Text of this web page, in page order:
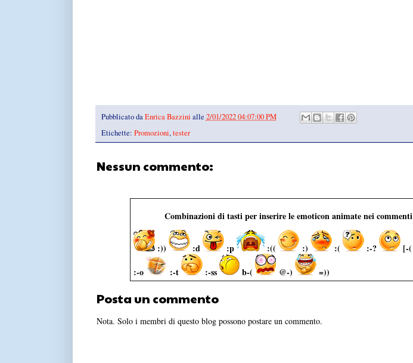
Pubblicato daEnrica Bazzini alle 2/01/2022 04:07:00 PM
Etichette: Promozioni,tester
Nessun commento:
Combinazioni di tasti per inserire le emoticon animate nei commenti
:)) :d :p :(( :) :( :-?
[-(
:-o
:-t :-ss b-( @-) =))
Posta un commento
Nota. Solo i membri di questo blog possono postare un commento.